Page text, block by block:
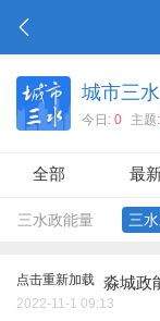
城市三水
今日: 0 主题:
全部 最
三水政能量 三
点击重新加载 淼城政
2022-11-1 09:13